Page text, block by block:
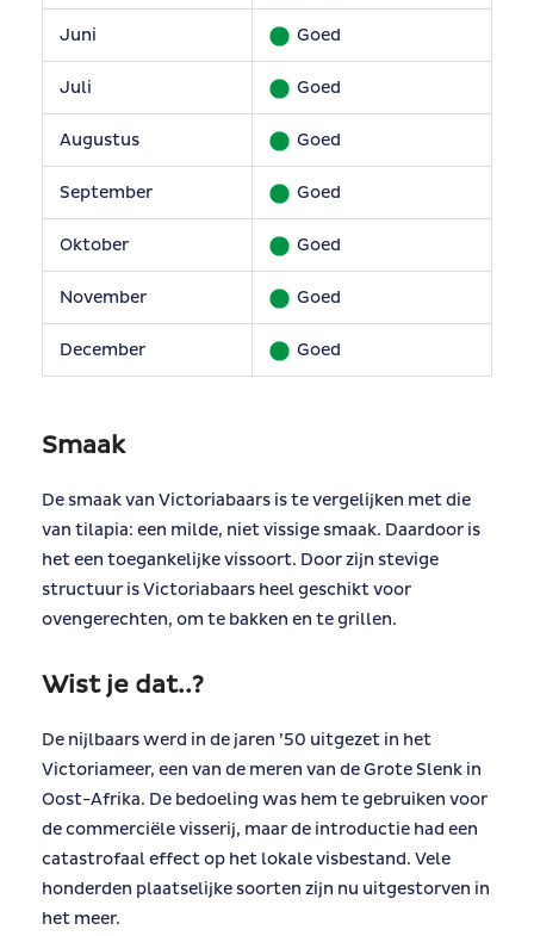
Juni Goed
Juli Goed
Augustus Goed
September Goed
Oktober Goed
November Goed
December Goed
Smaak
De smaak van Victoriabaars is te vergelijken met die
van tilapia: een milde, niet vissige smaak. Daardoor is
het een toegankelijke vissoort. Door zijn stevige
structuur is Victoriabaars heel geschikt voor
ovengerechten, om te bakken en te grillen.
Wist je dat..?
De nijlbaars werd in de jaren ’50 uitgezet in het
Victoriameer, een van de meren van de Grote Slenk in
Oost-Afrika. De bedoeling was hem te gebruiken voor
de commerciële visserij, maar de introductie had een
catastrofaal effect op het lokale visbestand. Vele
honderden plaatselijke soorten zijn nu uitgestorven in
het meer.